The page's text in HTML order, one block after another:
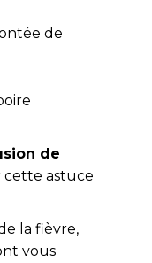
de
de
cette astuce
la fièvre,
vous